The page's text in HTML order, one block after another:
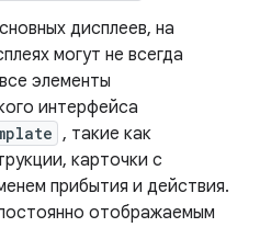
дисплеев, на
могут не всегда
элементы
интерфейса
, такие как
карточки с
прибытия и действия.
отображаемым